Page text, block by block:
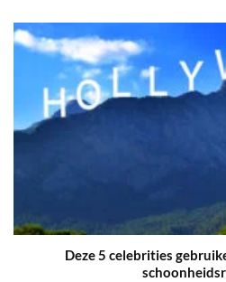
Deze 5 celebrities